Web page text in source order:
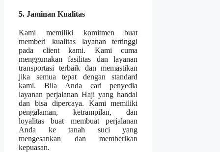
5. Jaminan Kualitas
Kami memiliki komitmen buat
memberi kualitas layanan tertinggi
pada client kami. Kami cuma
menggunakan fasilitas dan layanan
transportasi terbaik dan memastikan
jika semua tepat dengan standard
kami. Bila Anda cari penyedia
layanan perjalanan Haji yang handal
dan bisa dipercaya. Kami memiliki
pengalaman, ketrampilan, dan
loyalitas buat membuat perjalanan
Anda ke tanah suci yang
mengesankan dan memberikan
kepuasan.